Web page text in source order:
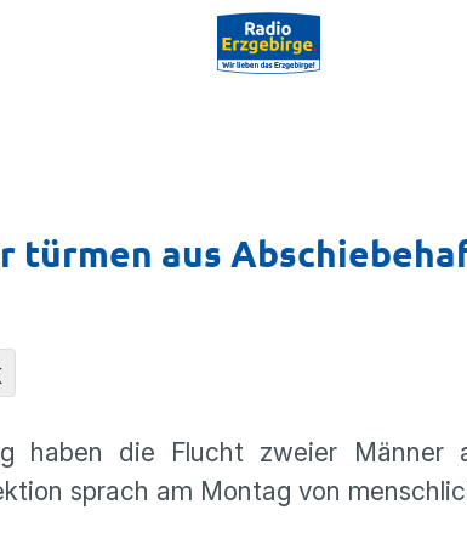
türmen aus
haben die Flucht zweier Männer
sprach am Montag von